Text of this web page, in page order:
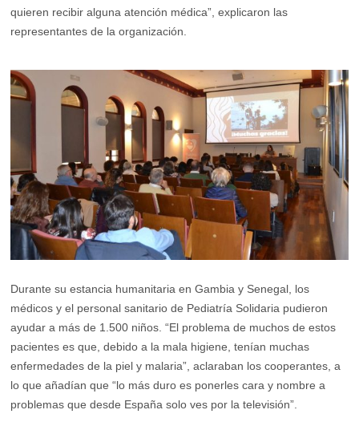
quieren recibir alguna atención médica”, explicaron las
representantes de la organización.
Durante su estancia humanitaria en Gambia y Senegal, los
médicos y el personal sanitario de Pediatría Solidaria pudieron
ayudar a más de 1.500 niños. “El problema de muchos de estos
pacientes es que, debido a la mala higiene, tenían muchas
enfermedades de la piel y malaria”, aclaraban los cooperantes, a
lo que añadían que “lo más duro es ponerles cara y nombre a
problemas que desde España solo ves por la televisión”.